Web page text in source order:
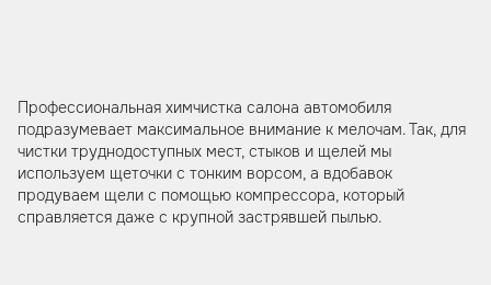
Профессиональная химчистка салона автомобиля
подразумевает максимальное внимание к мелочам. Так, для
чистки труднодоступных мест, стыков и щелей мы
используем щеточки с тонким ворсом, а вдобавок
продуваем щели с помощью компрессора, который
справляется даже с крупной застрявшей пылью.